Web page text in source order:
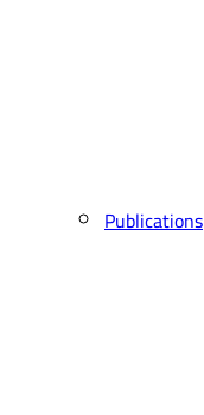
Publications